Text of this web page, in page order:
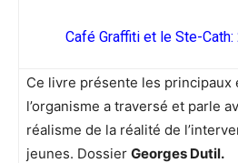
Café Graffiti et le Ste-Cath:
Ce livre présente les principaux
l’organisme a traversé et parle
réalisme de la réalité de
jeunes. Dossier Georges Dutil.